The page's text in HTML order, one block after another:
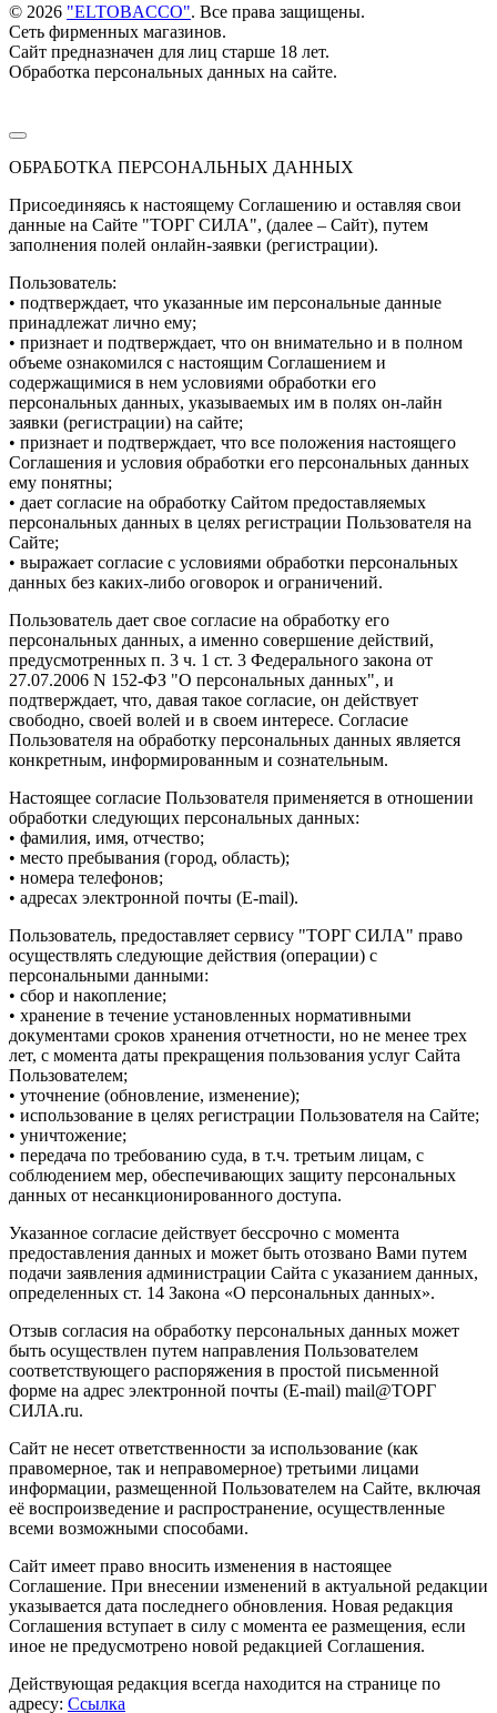
© 2026 "ELTOBACCO". Все права защищены.
Сеть фирменных магазинов.
Сайт предназначен для лиц старше 18 лет.
Обработка персональных данных на сайте.
ОБРАБОТКА ПЕРСОНАЛЬНЫХ ДАННЫХ
Присоединяясь к настоящему Соглашению и оставляя свои
данные на Сайте "ТОРГ СИЛА", (далее – Сайт), путем
заполнения полей онлайн-заявки (регистрации).
Пользователь:
• подтверждает, что указанные им персональные данные
принадлежат лично ему;
• признает и подтверждает, что он внимательно и в полном
объеме ознакомился с настоящим Соглашением и
содержащимися в нем условиями обработки его
персональных данных, указываемых им в полях он-лайн
заявки (регистрации) на сайте;
• признает и подтверждает, что все положения настоящего
Соглашения и условия обработки его персональных данных
ему понятны;
• дает согласие на обработку Сайтом предоставляемых
персональных данных в целях регистрации Пользователя на
Сайте;
• выражает согласие с условиями обработки персональных
данных без каких-либо оговорок и ограничений.
Пользователь дает свое согласие на обработку его
персональных данных, а именно совершение действий,
предусмотренных п. 3 ч. 1 ст. 3 Федерального закона от
27.07.2006 N 152-ФЗ "О персональных данных", и
подтверждает, что, давая такое согласие, он действует
свободно, своей волей и в своем интересе. Согласие
Пользователя на обработку персональных данных является
конкретным, информированным и сознательным.
Настоящее согласие Пользователя применяется в отношении
обработки следующих персональных данных:
• фамилия, имя, отчество;
• место пребывания (город, область);
• номера телефонов;
• адресах электронной почты (E-mail).
Пользователь, предоставляет сервису "ТОРГ СИЛА" право
осуществлять следующие действия (операции) с
персональными данными:
• сбор и накопление;
• хранение в течение установленных нормативными
документами сроков хранения отчетности, но не менее трех
лет, с момента даты прекращения пользования услуг Сайта
Пользователем;
• уточнение (обновление, изменение);
• использование в целях регистрации Пользователя на Сайте;
• уничтожение;
• передача по требованию суда, в т.ч. третьим лицам, с
соблюдением мер, обеспечивающих защиту персональных
данных от несанкционированного доступа.
Указанное согласие действует бессрочно с момента
предоставления данных и может быть отозвано Вами путем
подачи заявления администрации Сайта с указанием данных,
определенных ст. 14 Закона «О персональных данных».
Отзыв согласия на обработку персональных данных может
быть осуществлен путем направления Пользователем
соответствующего распоряжения в простой письменной
форме на адрес электронной почты (E-mail) mail@ТОРГ
СИЛА.ru.
Сайт не несет ответственности за использование (как
правомерное, так и неправомерное) третьими лицами
информации, размещенной Пользователем на Сайте, включая
её воспроизведение и распространение, осуществленные
всеми возможными способами.
Сайт имеет право вносить изменения в настоящее
Соглашение. При внесении изменений в актуальной редакции
указывается дата последнего обновления. Новая редакция
Соглашения вступает в силу с момента ее размещения, если
иное не предусмотрено новой редакцией Соглашения.
Действующая редакция всегда находится на странице по
адресу: Ссылка